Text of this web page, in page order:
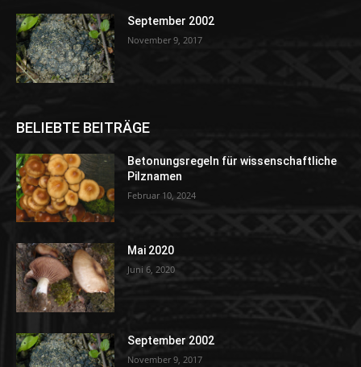
September 2002
November 9, 2017
BELIEBTE BEITRÄGE
Betonungsregeln für wissenschaftliche
Pilznamen
Februar 10, 2024
Mai 2020
Juni 6, 2020
September 2002
November 9, 2017